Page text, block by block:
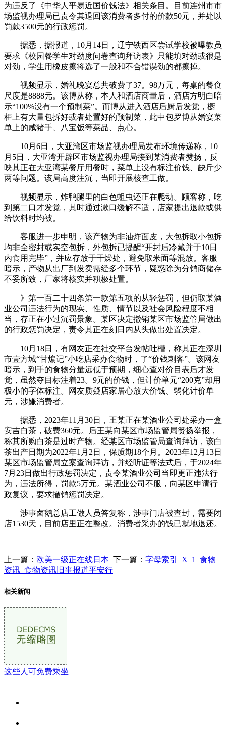
为违反了《中华人平易近国价钱法》相关条目。目前连州市市
场监视办理局已责令其退回该消费者多付的价款50元，并处以
罚款3500元的行政惩罚。
据悉，据报道，10月14日，辽宁铁西区尝试学校被曝教员
要求《校园餐学生对劲度问卷查询拜访表》只能填对劲或很是
对劲，学生用橡皮擦将选了一般和不合错误劲的都擦掉。
视频显示，婚礼晚宴总共破费了37。98万元，每桌的餐食
尺度是8888元。该博从称，本人和酒店商量后，酒店方明白暗
示“100%没有一个预制菜”。而博从进入酒店后厨后发觉，橱
柜上有大量包拆好或者处置好的预制菜，此中包罗博从婚宴菜
单上的咸猪手、八宝饭等菜品、点心。
10月6日，大亚湾区市场监视办理局发布环境传递称，10
月5日，大亚湾开辟区市场监视办理局接到某消费者赞扬，反
映其正在大亚湾某餐厅用餐时，菜单上没有标注价钱、缺斤少
两等问题。该局高度注沉，当即开展核查工做。
视频显示，炸鸭腿里的白色蛆虫还正在爬动。顾客称，吃
到第二口才发觉，其时通过漱口缓解不适，店家提出退款或供
给饮料时均被。
客服进一步申明，该产物为非油炸面皮，大包拆取小包拆
均非全密封或实空包拆，外包拆已提醒“开封后冷藏并于10日
内食用完毕”，并应存放于干燥处，避免取米面等混放。客服
暗示，产物从出厂到发卖需经多个环节，疑惑除为分销商储存
不妥所致，厂家将核实并积极处置。
》第一百二十四条第一款第五项的从轻惩罚，但仍取某酒
业公司违法行为的现实、性质、情节以及社会风险程度不相
当，存正在小过沉罚景象。某区决定撤销某区市场监管局做出
的行政惩罚决定，责令其正在刻日内从头做出处置决定。
10月18日，有网友正在社交平台发帖吐槽，称其正在深圳
市壹方城“甘煸记”小吃店采办食物时，了“价钱刺客”。该网友
暗示，到手的食物分量远低于预期，细心查对价目表后才发
觉，虽然夺目标注着23。9元的价钱，但计价单元“200克”却用
极小的字体标注。网友质疑店家居心放大价钱、弱化计价单
元，涉嫌消费者。
据悉，2023年11月30日，王某正在某酒业公司处采办一盒
安吉白茶，破费360元。后王某向某区市场监管局赞扬举报，
称其所购白茶是过时产物。经某区市场监管局查询拜访，该白
茶出产日期为2022年1月2日，保质期18个月。2023年12月13日
某区市场监管局立案查询拜访，并经听证等法式后，于2024年
7月23日做出行政惩罚决定，责令某酒业公司当即更正违法行
为，违法所得，罚款5万元。某酒业公司不服，向某区申请行
政复议，要求撤销惩罚决定。
涉事卤鹅总店工做人员答复称，涉事门店被查封，需要闭
店1530天，目前店里正在整改。消费者采办的钱已就地退还。
上一篇： 欧美一级正在线日本 下一篇： 字母索引_X_1_食物
资讯_食物资讯旧事报道平安行
相关新闻
这些人可免费乘坐